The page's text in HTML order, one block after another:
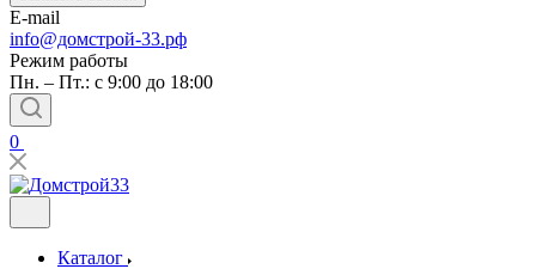
E-mail
info@домстрой-33.рф
Режим работы
Пн. – Пт.: с 9:00 до 18:00
0
Каталог